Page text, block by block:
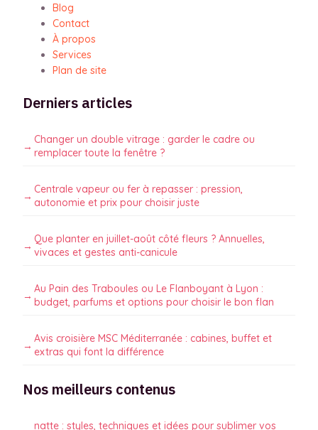
Blog
Contact
À propos
Services
Plan de site
Derniers articles
Changer un double vitrage : garder le cadre ou
remplacer toute la fenêtre ?
Centrale vapeur ou fer à repasser : pression,
autonomie et prix pour choisir juste
Que planter en juillet-août côté fleurs ? Annuelles,
vivaces et gestes anti-canicule
Au Pain des Traboules ou Le Flanboyant à Lyon :
budget, parfums et options pour choisir le bon flan
Avis croisière MSC Méditerranée : cabines, buffet et
extras qui font la différence
Nos meilleurs contenus
natte : styles, techniques et idées pour sublimer vos